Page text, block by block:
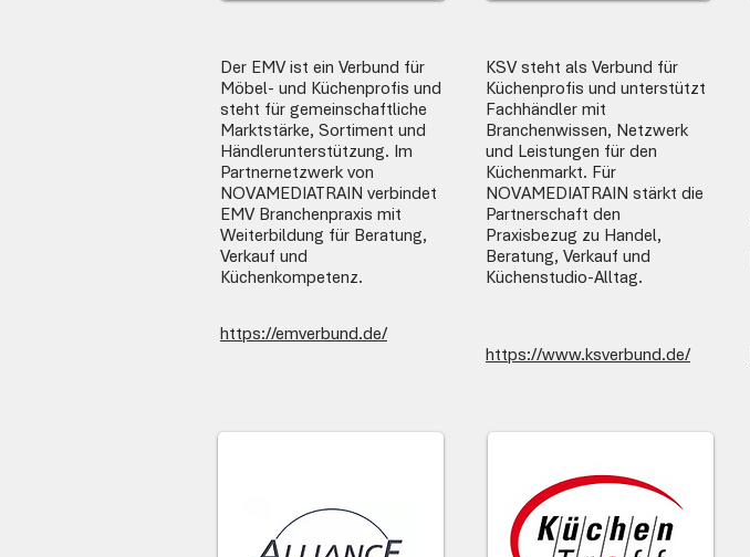
Der EMV ist ein Verbund für
Möbel- und Küchenprofis und
steht für gemeinschaftliche
Marktstärke, Sortiment und
Händlerunterstützung. Im
Partnernetzwerk von
NOVAMEDIATRAIN verbindet
EMV Branchenpraxis mit
Weiterbildung für Beratung,
Verkauf und
Küchenkompetenz.
https://emverbund.de/
KSV steht als Verbund für
Küchenprofis und unterstützt
Fachhändler mit
Branchenwissen, Netzwerk
und Leistungen für den
Küchenmarkt. Für
NOVAMEDIATRAIN stärkt die
Partnerschaft den
Praxisbezug zu Handel,
Beratung, Verkauf und
Küchenstudio-Alltag.
https://www.ksverbund.de/